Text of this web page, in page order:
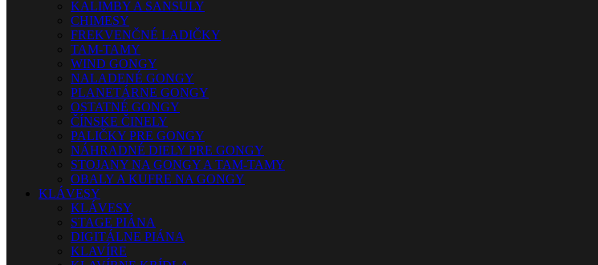
KALIMBY A SANSULY
CHIMESY
FREKVENČNÉ LADIČKY
TAM-TAMY
WIND GONGY
NALADENÉ GONGY
PLANETÁRNE GONGY
OSTATNÉ GONGY
ČÍNSKE ČINELY
PALIČKY PRE GONGY
NÁHRADNÉ DIELY PRE GONGY
STOJANY NA GONGY A TAM-TAMY
OBALY A KUFRE NA GONGY
KLÁVESY
KLÁVESY
STAGE PIÁNA
DIGITÁLNE PIÁNA
KLAVÍRE